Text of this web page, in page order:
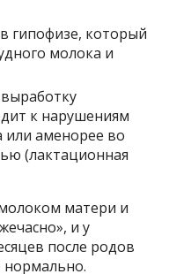
гипофизе, который
молока и
к нарушениям
или аменорее во
(лактационная
матери и
и у
после родов
нормально.